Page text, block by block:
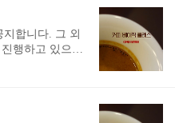
TDS 농도와 수
The Brewed ..
으로 배우기 원
초보에게 맞춰
경력있는 바리
. 더보기 - 커피
가수분해) - 추
TDS 농도와 수
The Brewed ..
합니다. 그 외
행하고 있으니,
됩니다. 1. 브
러 방식으로